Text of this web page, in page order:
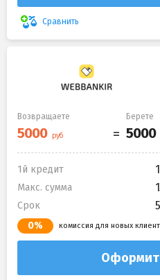
Сравнить
Возвращаете Берете
1й кредит
Макс. сумма
Срок
0% комиссия для новых